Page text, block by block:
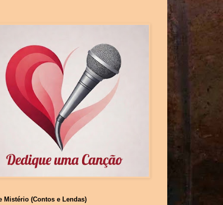
Mistério (Contos e Lendas)